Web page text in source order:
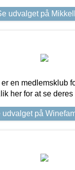
udvalget på
en medlemsklub
her for at se deres
udvalget på